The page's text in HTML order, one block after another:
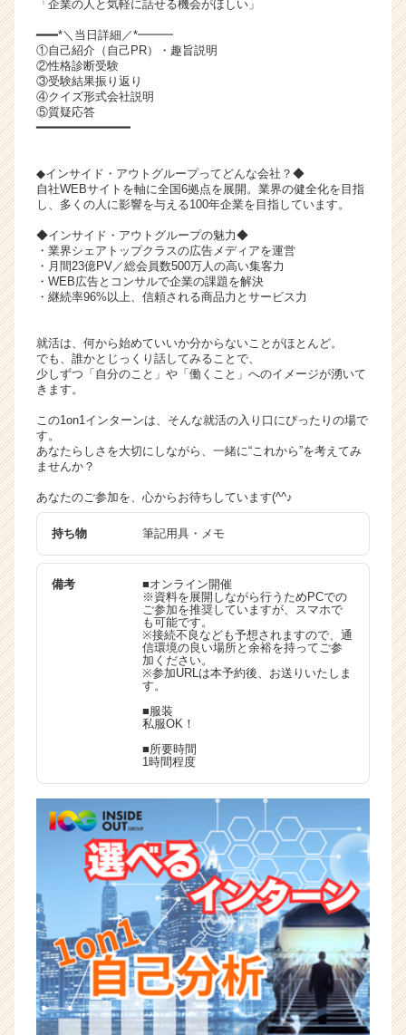
e
r
r
「企業の人と気軽に話せる機会がほしい」
━━━*＼当日詳細／*━━━
①自己紹介（自己PR）・趣旨説明
②性格診断受験
③受験結果振り返り
④クイズ形式会社説明
⑤質疑応答
━━━━━━━━━━━━━
◆インサイド・アウトグループってどんな会社？◆
自社WEBサイトを軸に全国6拠点を展開。業界の健全化を目指
し、多くの人に影響を与える100年企業を目指しています。
◆インサイド・アウトグループの魅力◆
・業界シェアトップクラスの広告メディアを運営
・月間23億PV／総会員数500万人の高い集客力
・WEB広告とコンサルで企業の課題を解決
・継続率96%以上、信頼される商品力とサービス力
就活は、何から始めていいか分からないことがほとんど。
でも、誰かとじっくり話してみることで、
少しずつ「自分のこと」や「働くこと」へのイメージが湧いて
きます。
この1on1インターンは、そんな就活の入り口にぴったりの場で
す。
あなたらしさを大切にしながら、一緒に“これから”を考えてみ
ませんか？
あなたのご参加を、心からお待ちしています(^^♪
持ち物 筆記用具・メモ
備考
■オンライン開催
※資料を展開しながら行うためPCでの
ご参加を推奨していますが、スマホで
も可能です。
※接続不良なども予想されますので、通
信環境の良い場所と余裕を持ってご参
加ください。
※参加URLは本予約後、お送りいたしま
す。
■服装
私服OK！
■所要時間
1時間程度